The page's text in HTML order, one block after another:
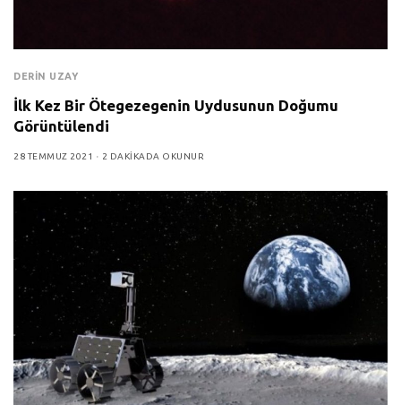
DERIN UZAY
İlk Kez Bir Ötegezegenin Uydusunun Doğumu
Görüntülendi
28 TEMMUZ 2021 2 DAKIKADA OKUNUR